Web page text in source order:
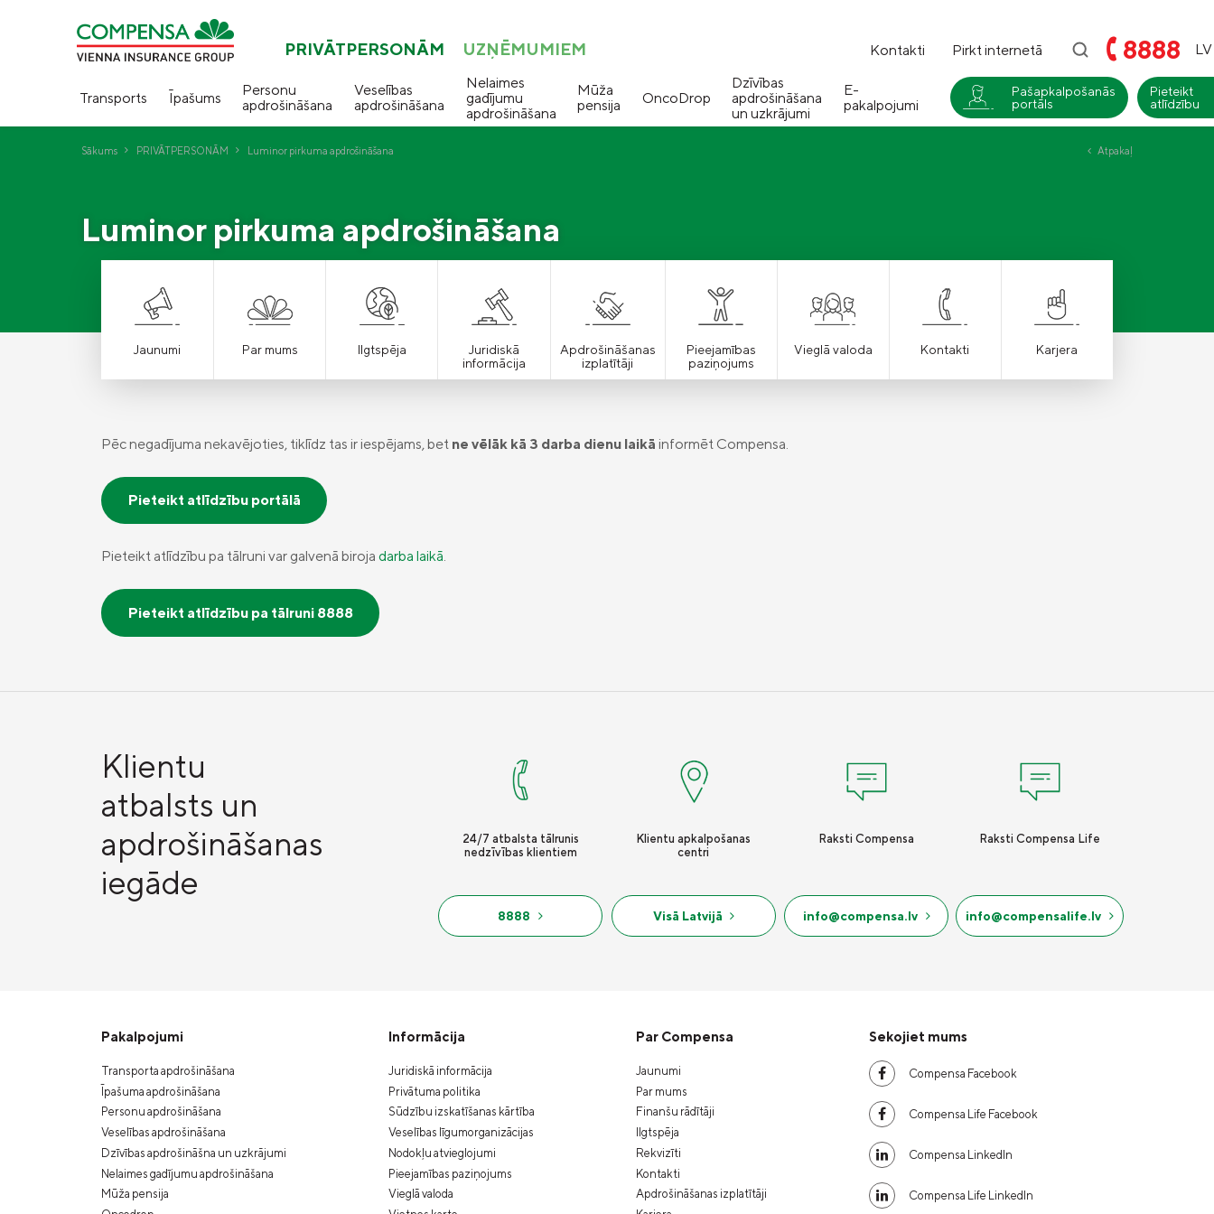
PRIVĀTPERSONĀM UZŅĒMUMIEM Kontakti Pirkt internetā 8888 LV
Transports Īpašums
Personu
apdrošināšana
Veselības
apdrošināšana
Nelaimes
gadījumu
apdrošināšana
Mūža
pensija
OncoDrop
Dzīvības
apdrošināšana
un uzkrājumi
E-
pakalpojumi
Pašapkalpošanās
portāls
Pieteikt
atlīdzību
Sākums PRIVĀTPERSONĀM Luminor pirkuma apdrošināšana Atpakaļ
Luminor pirkuma apdrošināšana
Jaunumi Par mums Ilgtspēja
Juridiskā
informācija
Apdrošināšanas
izplatītāji
Pieejamības
paziņojums
Vieglā valoda Kontakti Karjera
Pēc negadījuma nekavējoties, tiklīdz tas ir iespējams, bet ne vēlāk kā 3 darba dienu laikā informēt Compensa.
Pieteikt atlīdzību portālā
Pieteikt atlīdzību pa tālruni var galvenā biroja darba laikā.
Pieteikt atlīdzību pa tālruni 8888
Klientu
atbalsts un
apdrošināšanas
iegāde
24/7 atbalsta tālrunis
nedzīvības klientiem
8888
Klientu apkalpošanas
centri
Visā Latvijā
Raksti Compensa
info@compensa.lv
Raksti Compensa Life
info@compensalife.lv
Pakalpojumi
Transporta apdrošināšana
Īpašuma apdrošināšana
Personu apdrošināšana
Veselības apdrošināšana
Dzīvības apdrošināšna un uzkrājumi
Nelaimes gadījumu apdrošināšana
Mūža pensija
Informācija
Juridiskā informācija
Privātuma politika
Sūdzību izskatīšanas kārtība
Veselības līgumorganizācijas
Nodokļu atvieglojumi
Pieejamības paziņojums
Vieglā valoda
Par Compensa
Jaunumi
Par mums
Finanšu rādītāji
Ilgtspēja
Rekvizīti
Kontakti
Apdrošināšanas izplatītāji
Sekojiet mums
Compensa Facebook
Compensa Life Facebook
Compensa LinkedIn
Compensa Life LinkedIn